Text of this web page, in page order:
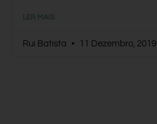
LER MAIS
Rui Batista 11 Dezembro, 2019